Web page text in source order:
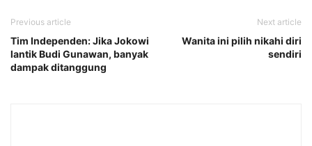
Previous article
Tim Independen: Jika Jokowi
lantik Budi Gunawan, banyak
dampak ditanggung
Next article
Wanita ini pilih nikahi diri
sendiri